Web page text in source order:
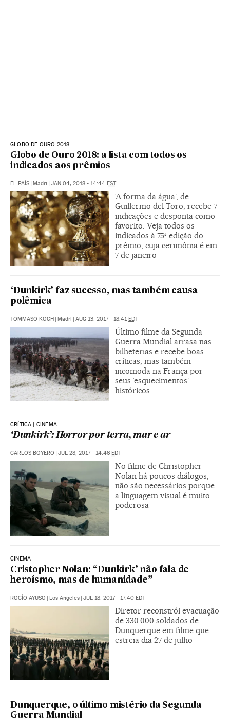
GLOBO DE OURO 2018
Globo de Ouro 2018: a lista com todos os
indicados aos prêmios
EL PAÍS | Madri | JAN 04, 2018 - 14:44 EST
‘A forma da água’, de
Guillermo del Toro, recebe 7
indicações e desponta como
favorito. Veja todos os
indicados à 75ª edição do
prêmio, cuja cerimônia é em
7 de janeiro
‘Dunkirk’ faz sucesso, mas também causa
polêmica
TOMMASO KOCH | Madri | AUG 13, 2017 - 18:41EDT
Último filme da Segunda
Guerra Mundial arrasa nas
bilheterias e recebe boas
críticas, mas também
incomoda na França por
seus ‘esquecimentos’
históricos
CRÍTICA | CINEMA
‘Dunkirk’: Horror por terra, mar e ar
CARLOS BOYERO | JUL 28, 2017 - 14:46 EDT
No filme de Christopher
Nolan há poucos diálogos;
não são necessários porque
a linguagem visual é muito
poderosa
CINEMA
Cristopher Nolan: “Dunkirk’ não fala de
heroísmo, mas de humanidade”
ROCÍO AYUSO | Los Angeles | JUL 18, 2017 - 17:40 EDT
Diretor reconstrói evacuação
de 330.000 soldados de
Dunquerque em filme que
estreia dia 27 de julho
Dunquerque, o último mistério da Segunda
Guerra Mundial